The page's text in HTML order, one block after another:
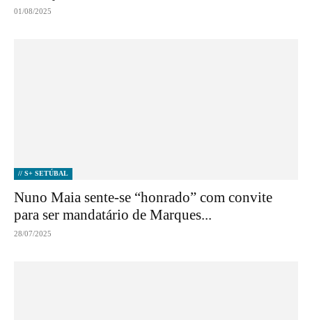
01/08/2025
// S+ SETÚBAL
Nuno Maia sente-se “honrado” com convite
para ser mandatário de Marques...
28/07/2025